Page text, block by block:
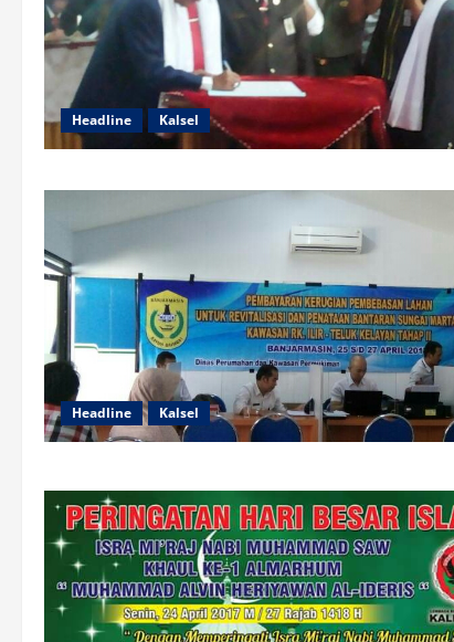
Headline Kalsel
Headline Kalsel